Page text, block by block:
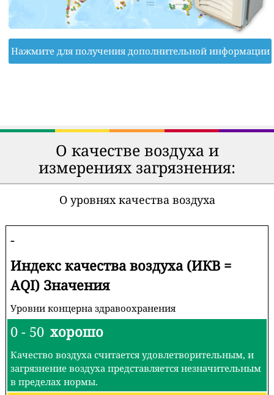
Нажмите для получения дополнительной информации
О качестве воздуха и
измерениях загрязнения:
О уровнях качества воздуха
-
Индекс качества воздуха (ИКВ =
AQI) Значения
Уровни концерна здравоохранения
0 - 50 хорошо
Качество воздуха считается удовлетворительным, и
загрязнение воздуха представляется незначительным
в пределах нормы.